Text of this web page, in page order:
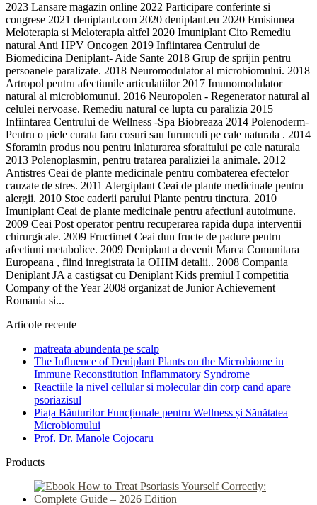
2023 Lansare magazin online 2022 Participare conferinte si
congrese 2021 deniplant.com 2020 deniplant.eu 2020 Emisiunea
Meloterapia si Meloterapia altfel 2020 Imuniplant Cito Remediu
natural Anti HPV Oncogen 2019 Infiintarea Centrului de
Biomedicina Deniplant- Aide Sante 2018 Grup de sprijin pentru
persoanele paralizate. 2018 Neuromodulator al microbiomului. 2018
Artropol pentru afectiunile articulatiilor 2017 Imunomodulator
natural al microbiomunui. 2016 Neuropolen - Regenerator natural al
celulei nervoase. Remediu natural ce lupta cu paralizia 2015
Infiintarea Centrului de Wellness -Spa Biobreaza 2014 Polenoderm-
Pentru o piele curata fara cosuri sau furunculi pe cale naturala . 2014
Sforamin produs nou pentru inlaturarea sforaitului pe cale naturala
2013 Polenoplasmin, pentru tratarea paraliziei la animale. 2012
Antistres Ceai de plante medicinale pentru combaterea efectelor
cauzate de stres. 2011 Alergiplant Ceai de plante medicinale pentru
alergii. 2010 Stoc caderii parului Plante pentru tinctura. 2010
Imuniplant Ceai de plante medicinale pentru afectiuni autoimune.
2009 Ceai Post operator pentru recuperarea rapida dupa interventii
chirurgicale. 2009 Fructimet Ceai dun fructe de padure pentru
afectiuni metabolice. 2009 Deniplant a devenit Marca Comunitara
Europeana , fiind inregistrata la OHIM detalii.. 2008 Compania
Deniplant JA a castigsat cu Deniplant Kids premiul I competitia
Company of the Year 2008 organizat de Junior Achievement
Romania si...
Articole recente
matreata abundenta pe scalp
The Influence of Deniplant Plants on the Microbiome in
Immune Reconstitution Inflammatory Syndrome
Reactiile la nivel cellular si molecular din corp cand apare
psoriazisul
Piața Băuturilor Funcționale pentru Wellness și Sănătatea
Microbiomului
Prof. Dr. Manole Cojocaru
Products